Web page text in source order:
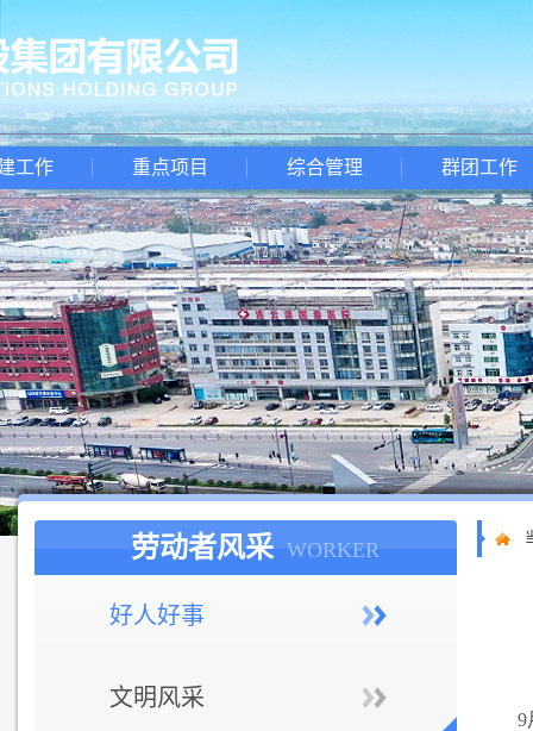
工作 重点项目 综合管理 群团工作
劳动者风采 WORKER
好人好事
文明风采
9